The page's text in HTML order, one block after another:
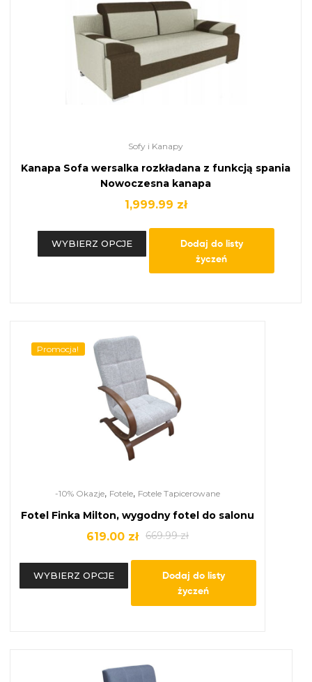
Sofy i Kanapy
Kanapa Sofa wersalka rozkładana z funkcją spania
Nowoczesna kanapa
1,999.99 zł
WYBIERZ OPCJE
Dodaj do listy
życzeń
Promocja!
-10% Okazje, Fotele, Fotele Tapicerowane
Fotel Finka Milton, wygodny fotel do salonu
669.99zł
619.00 zł
WYBIERZ OPCJE
Dodaj do listy
życzeń